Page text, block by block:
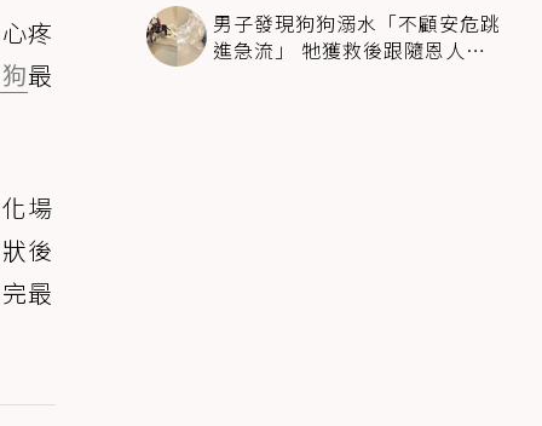
疼
最
場
後
最
男子發現狗狗溺水「不顧安危跳
進急流」 牠獲救後跟隨恩人不